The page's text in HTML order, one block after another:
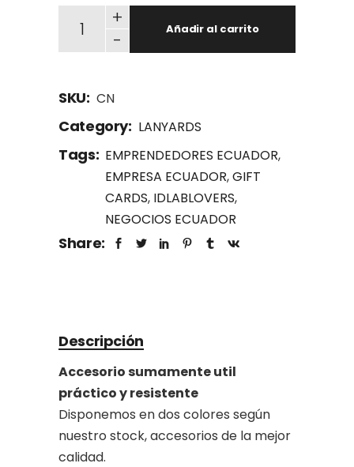
CN Cordón normal quantity
-
+
Añadir al carrito
SKU: CN
Category: LANYARDS
Tags: EMPRENDEDORES ECUADOR,
EMPRESA ECUADOR,GIFT
CARDS, IDLABLOVERS,
NEGOCIOS ECUADOR
Share:
Descripción
Accesorio sumamente util
práctico y resistente
Disponemos en dos colores según
nuestro stock, accesorios de la mejor
calidad.